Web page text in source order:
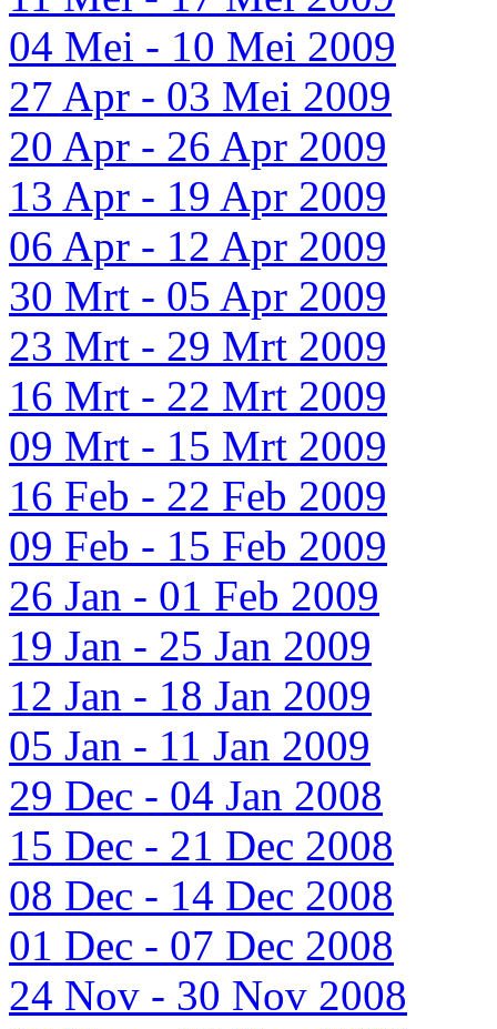
04 Mei - 10 Mei 2009
27 Apr - 03 Mei 2009
20 Apr - 26 Apr 2009
13 Apr - 19 Apr 2009
06 Apr - 12 Apr 2009
30 Mrt - 05 Apr 2009
23 Mrt - 29 Mrt 2009
16 Mrt - 22 Mrt 2009
09 Mrt - 15 Mrt 2009
16 Feb - 22 Feb 2009
09 Feb - 15 Feb 2009
26 Jan - 01 Feb 2009
19 Jan - 25 Jan 2009
12 Jan - 18 Jan 2009
05 Jan - 11 Jan 2009
29 Dec - 04 Jan 2008
15 Dec - 21 Dec 2008
08 Dec - 14 Dec 2008
01 Dec - 07 Dec 2008
24 Nov - 30 Nov 2008